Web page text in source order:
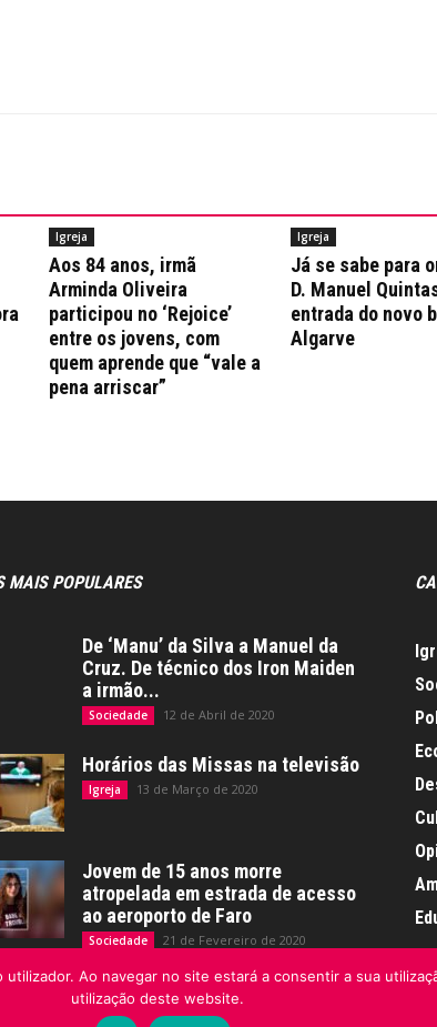
Igreja
Aos 84 anos, irmã
Arminda Oliveira
participou no ‘Rejoice’
entre os jovens, com
quem aprende que “vale a
pena arriscar”
Igreja
Já se sabe para
D. Manuel
entrada do novo
Algarve
MAIS POPULARES
De ‘Manu’ da Silva a Manuel da
Cruz. De técnico dos Iron Maiden
a irmão...
Sociedade 12 de Abril de 2020
Horários das Missas na televisão
Igreja 13 de Março de 2020
Jovem de 15 anos morre
atropelada em estrada de acesso
ao aeroporto de Faro
Sociedade 21 de Fevereiro de 2020
Ao navegar no site estará a consentir a sua
utilização deste website.